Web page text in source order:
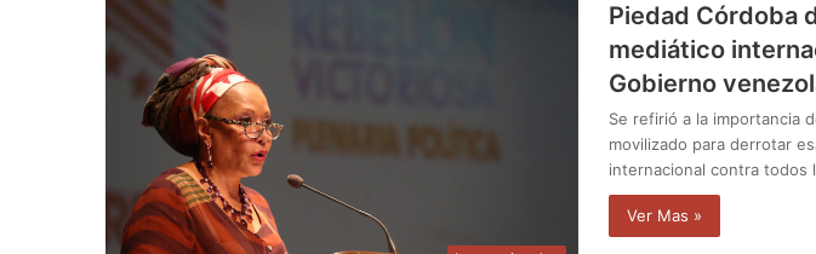
Piedad Córdoba
mediático
Gobierno
Se refirió a la importancia
movilizado para derrotar
internacional contra todos
Ver Mas »